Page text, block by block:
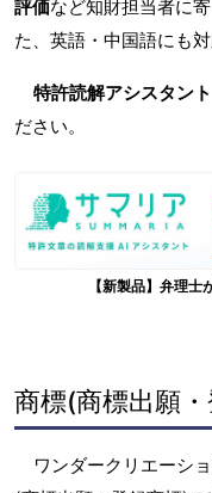
評価など知財担当者に
た、英語・中国語にも対
特許読解アシスタント
ださい。
【新製品】弁理
商標(商標出願
ワンダークリエーシ